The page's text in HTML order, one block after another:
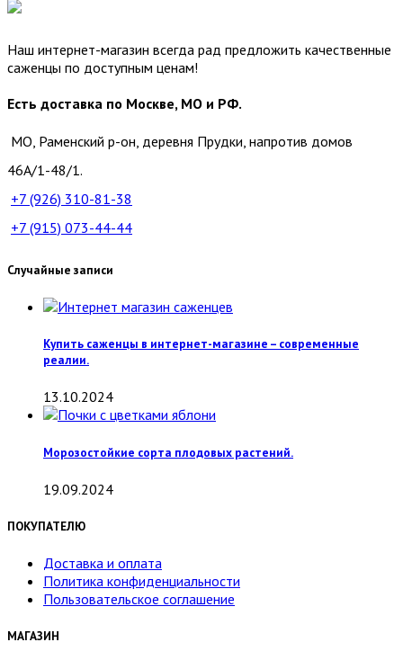
Наш интернет-магазин всегда рад предложить качественные
саженцы по доступным ценам!
Есть доставка по Москве, МО и РФ.
МО, Раменский р-он, деревня Прудки, напротив домов
46А/1-48/1.
+7 (926) 310-81-38
+7 (915) 073-44-44
Случайные записи
Купить саженцы в интернет-магазине – современные
реалии.
13.10.2024
Морозостойкие сорта плодовых растений.
19.09.2024
ПОКУПАТЕЛЮ
Доставка и оплата
Политика конфиденциальности
Пользовательское соглашение
МАГАЗИН